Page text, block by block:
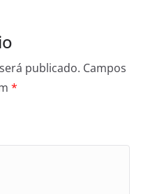
publicado. Campos
*